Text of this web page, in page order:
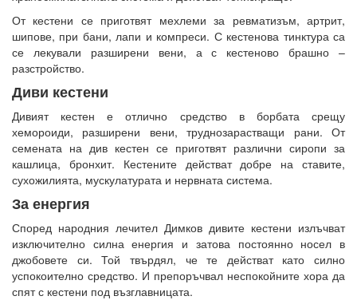
От кестени се приготвят мехлеми за ревматизъм, артрит,
шипове, при бани, лапи и компреси. С кестенова тинктура са
се лекували разширени вени, а с кестеново брашно –
разстройство.
Диви кестени
Дивият кестен е отлично средство в борбата срещу
хемороиди, разширени вени, труднозарастващи рани. От
семената на див кестен се приготвят различни сиропи за
кашлица, бронхит. Кестените действат добре на ставите,
сухожилията, мускулатурата и нервната система.
За енергия
Според народния лечител Димков дивите кестени излъчват
изключително силна енергия и затова постоянно носел в
джобовете си. Той твърдял, че те действат като силно
успокоително средство. И препоръчвал неспокойните хора да
спят с кестени под възглавницата.